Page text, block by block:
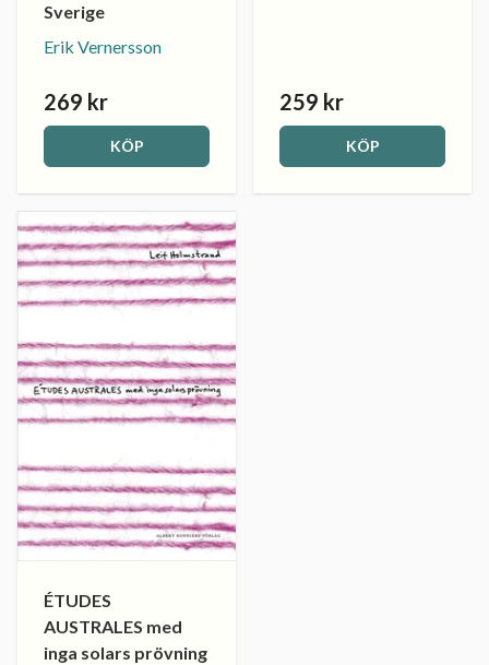
Sverige
Erik Vernersson
269 kr
KÖP
259 kr
KÖP
ÉTUDES
AUSTRALES med
inga solars prövning